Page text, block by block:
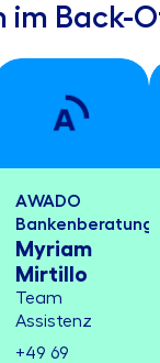
im Back-
AWADO
Bankenberatung
Myriam
Mirtillo
Team
Assistenz
+49 69